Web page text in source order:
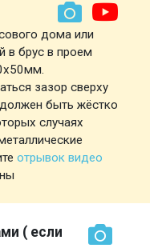
дома или
в брус в проем
зазор сверху
быть жёстко
случаях
отрывок видео
( если